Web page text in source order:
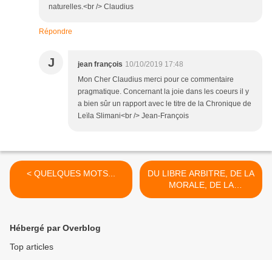
naturelles.<br /> Claudius
Répondre
J jean françois 10/10/2019 17:48
Mon Cher Claudius merci pour ce commentaire
pragmatique. Concernant la joie dans les coeurs il y
a bien sûr un rapport avec le titre de la Chronique de
Leïla Slimani<br /> Jean-François
< QUELQUES MOTS...
DU LIBRE ARBITRE, DE LA
MORALE, DE LA
PERFECTIBILITE. >
Hébergé par Overblog
Top articles